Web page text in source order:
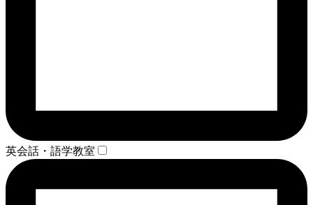
英会話・語学教室